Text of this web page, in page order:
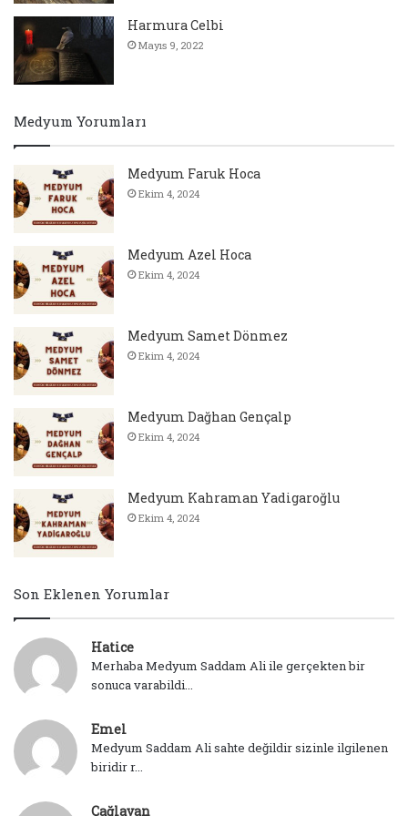
Harmura Celbi
Mayıs 9, 2022
Medyum Yorumları
Medyum Faruk Hoca
Ekim 4, 2024
Medyum Azel Hoca
Ekim 4, 2024
Medyum Samet Dönmez
Ekim 4, 2024
Medyum Dağhan Gençalp
Ekim 4, 2024
Medyum Kahraman Yadigaroğlu
Ekim 4, 2024
Son Eklenen Yorumlar
Hatice
Merhaba Medyum Saddam Ali ile gerçekten bir
sonuca varabildi...
Emel
Medyum Saddam Ali sahte değildir sizinle ilgilenen
biridir r...
Çağlayan